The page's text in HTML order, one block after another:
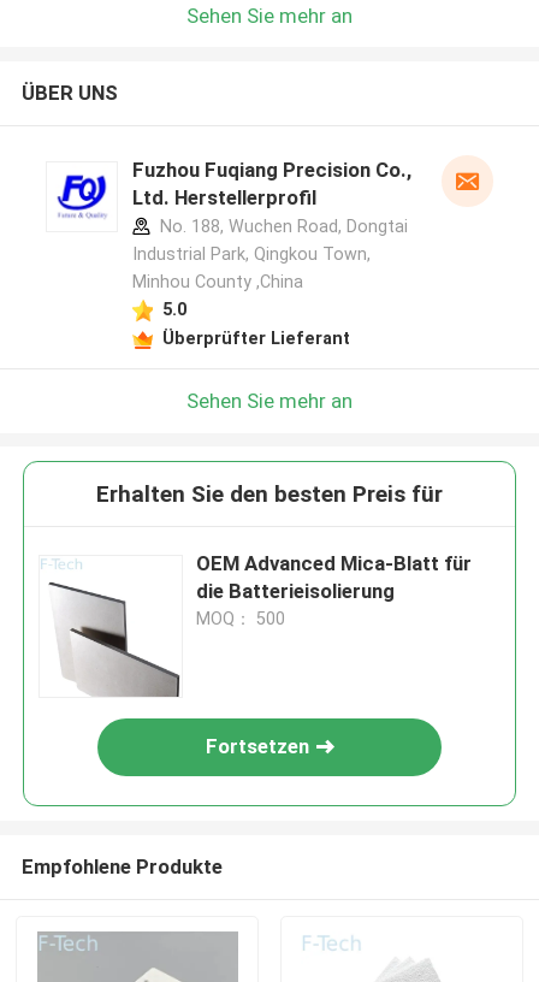
Sehen Sie mehr an
ÜBER UNS
Fuzhou Fuqiang Precision Co.,
Ltd. Herstellerprofil
No. 188, Wuchen Road, Dongtai
Industrial Park, Qingkou Town,
Minhou County ,China
5.0
Überprüfter Lieferant
Sehen Sie mehr an
Erhalten Sie den besten Preis für
OEM Advanced Mica-Blatt für
die Batterieisolierung
MOQ： 500
Fortsetzen
Empfohlene Produkte